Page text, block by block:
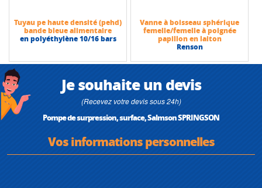
Tuyau pe haute densité (pehd)
bande bleue alimentaire
en polyéthylène 10/16 bars
Vanne à boisseau sphérique
femelle/femelle à poignée
papillon en laiton
Renson
Je souhaite un devis
(Recevez votre devis sous 24h)
Pompe de surpression, surface, Salmson SPRINGSON
Vos informations personnelles